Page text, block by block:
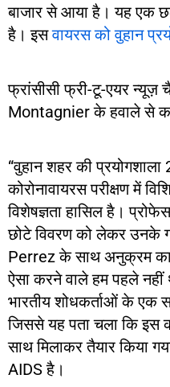
बाजार से आया है। यह एक
है। इसवायरस को वुहान
फ्रांसीसी फ्री-टू-एयर
Montagnier के हवाले से
“वुहान शहर की
कोरोनावायरस परीक्षण में
विशेषज्ञता हासिल है।
छोटे विवरण को लेकर उनके
Perrez के साथ अनुक्रम
ऐसा करने वाले हम पहले
भारतीय शोधकर्ताओं के एक
जिससे यह पता चला कि इस
साथ मिलाकर तैयार किया
AIDS है।